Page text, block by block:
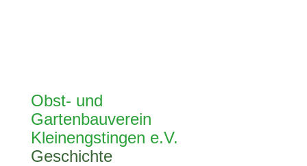
Obst- und
Gartenbauverein
Kleinengstingen e.V.
Geschichte